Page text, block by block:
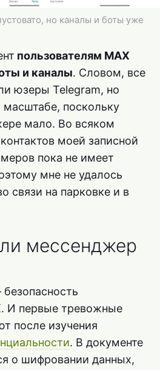
но каналы и боты уже
пользователям MAX
и каналы. Словом, все
юзеры Telegram, но
поскольку
мало. Во всяком
моей записной
пока не имеет
мне не удалось
связи на парковке и в
мессенджер
И первые тревожные
после изучения
. В документе
о шифровании данных,